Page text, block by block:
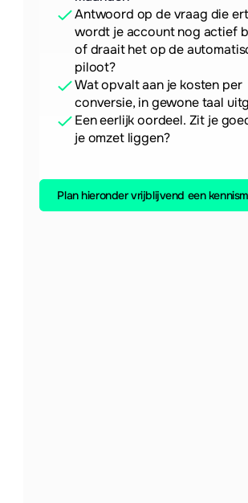
Antwoord op de vraag die
wordt je account nog actief
of draait het op de
piloot?
Wat opvalt aan je kosten per
conversie, in gewone taal
Een eerlijk oordeel. Zit je
je omzet liggen?
Plan hieronder vrijblijvend een